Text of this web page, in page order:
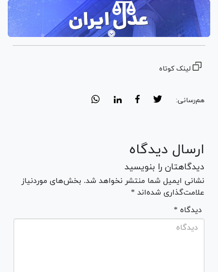
لینک کوتاه
هم‌رسانی:
ارسال دیدگاه
دیدگاهتان را بنویسید
نشانی ایمیل شما منتشر نخواهد شد. بخش‌های موردنیاز
علامت‌گذاری شده‌اند *
* دیدگاه